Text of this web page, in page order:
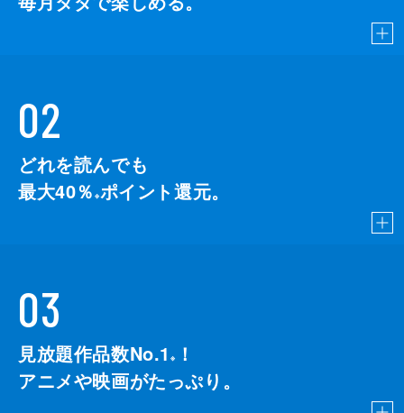
02
どれを読んでも
最大40％ ※ポイント還元。
03
見放題作品数No.1 ※
！
アニメや映画がたっぷり。